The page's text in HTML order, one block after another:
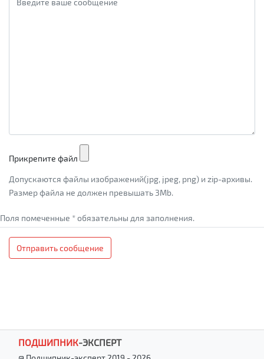
Прикрепите файл
Допускаются файлы изображений(jpg, jpeg, png) и zip-архивы.
Размер файла не должен превышать 3Mb.
Поля помеченные * обязательны для заполнения.
Отправить сообщение
ПОДШИПНИК-ЭКСПЕРТ